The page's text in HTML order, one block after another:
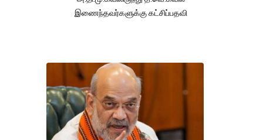
இணைந்தவர்களுக்கு கட்சிப்பதவி